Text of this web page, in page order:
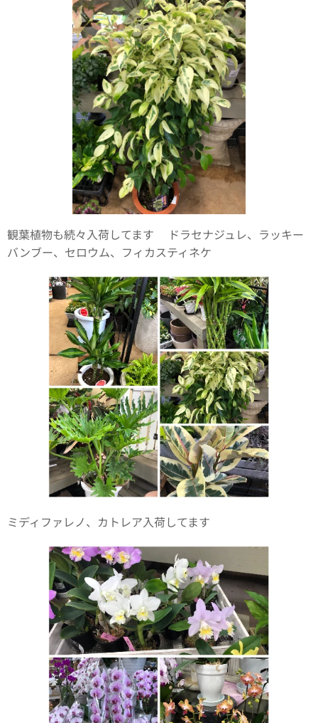
観葉植物も続々入荷してます🌿ドラセナジュレ、ラッキー
バンブー、セロウム、フィカスティネケ
ミディファレノ、カトレア入荷してます✨